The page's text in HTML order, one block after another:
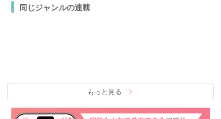
同じジャンルの連載
もっと見る